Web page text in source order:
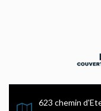
623 chemin